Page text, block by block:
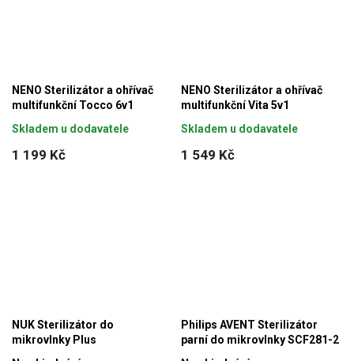
NENO Sterilizátor a ohřívač
multifunkční Tocco 6v1
1 199 Kč
Skladem u dodavatele
NENO Sterilizátor a ohřívač
multifunkční Vita 5v1
1 549 Kč
Skladem u dodavatele
NUK Sterilizátor do
mikrovlnky Plus
Philips AVENT Sterilizátor
parní do mikrovlnky SCF281-2